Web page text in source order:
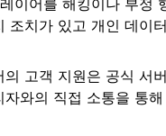
이어를 해킹이나 부정
조치가 있고 개인 데이
고객 지원은 공식 서
와의 직접 소통을 통